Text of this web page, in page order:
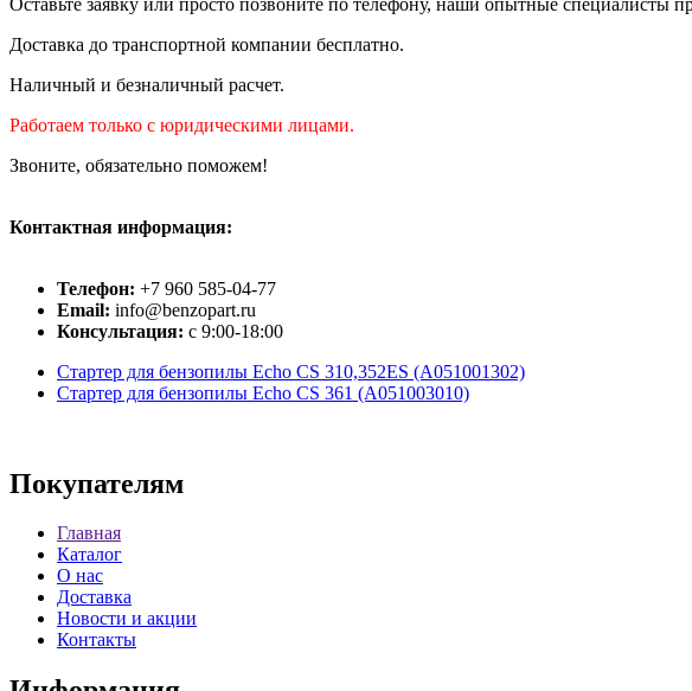
Доставка до транспортной компании бесплатно.
Наличный и безналичный расчет.
Работаем только с юридическими лицами.
Звоните, обязательно поможем!
Контактная информация:
Телефон: +7 960 585-04-77
Email: info@benzopart.ru
Консультация: с 9:00-18:00
Стартер для бензопилы Echo CS 310,352ES (A051001302)
Стартер для бензопилы Echo CS 361 (A051003010)
Покупателям
Главная
Каталог
О нас
Доставка
Новости и акции
Контакты